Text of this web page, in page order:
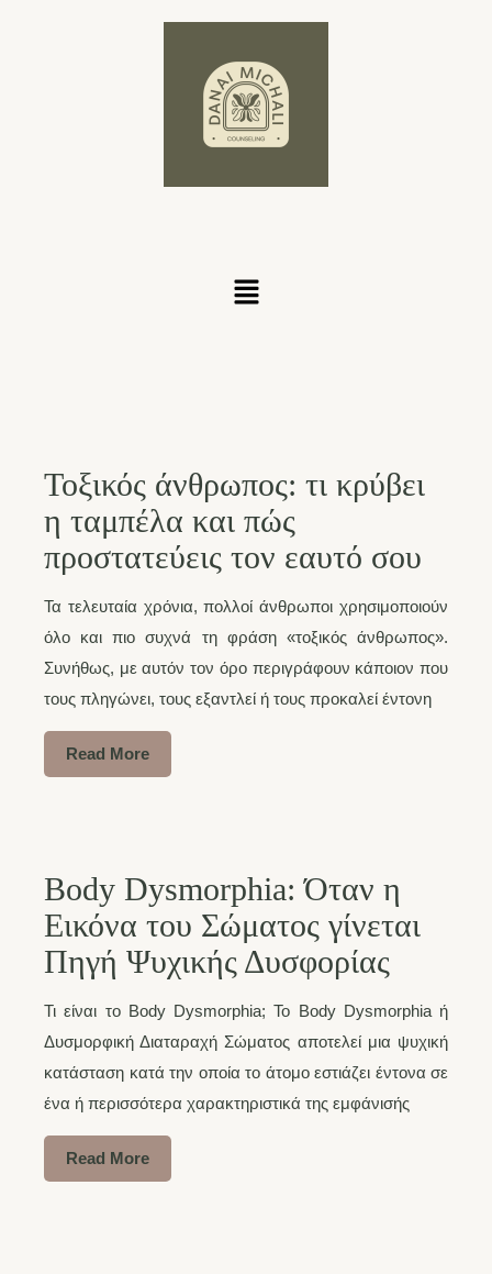
Τοξικός άνθρωπος: τι κρύβει
η ταμπέλα και πώς
προστατεύεις τον εαυτό σου
Τα τελευταία χρόνια, πολλοί άνθρωποι χρησιμοποιούν
όλο και πιο συχνά τη φράση «τοξικός άνθρωπος».
Συνήθως, με αυτόν τον όρο περιγράφουν κάποιον που
τους πληγώνει, τους εξαντλεί ή τους προκαλεί έντονη
Read More
Body Dysmorphia: Όταν η
Εικόνα του Σώματος γίνεται
Πηγή Ψυχικής Δυσφορίας
Τι είναι το Body Dysmorphia; Το Body Dysmorphia ή
Δυσμορφική Διαταραχή Σώματος αποτελεί μια ψυχική
κατάσταση κατά την οποία το άτομο εστιάζει έντονα σε
ένα ή περισσότερα χαρακτηριστικά της εμφάνισής
Read More